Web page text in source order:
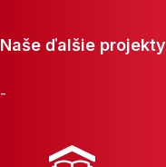
Naše ďalšie projekty
-